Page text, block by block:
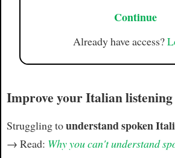
Continue
Already have access?
Improve your Italian
Struggling tounderstand spoken
→ Read: Why you can't understand